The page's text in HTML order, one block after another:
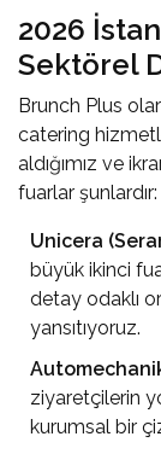
2026
Sektörel
Brunch Plus
catering
aldığımız ve
fuarlar şunlardır:
Unicera
büyük ikinci
detay odaklı
yansıtıyoruz.
ziyaretçilerin
kurumsal bir